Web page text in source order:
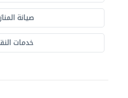
صيانة
خدمات